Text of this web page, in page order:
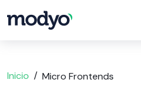
Inicio Micro Frontends